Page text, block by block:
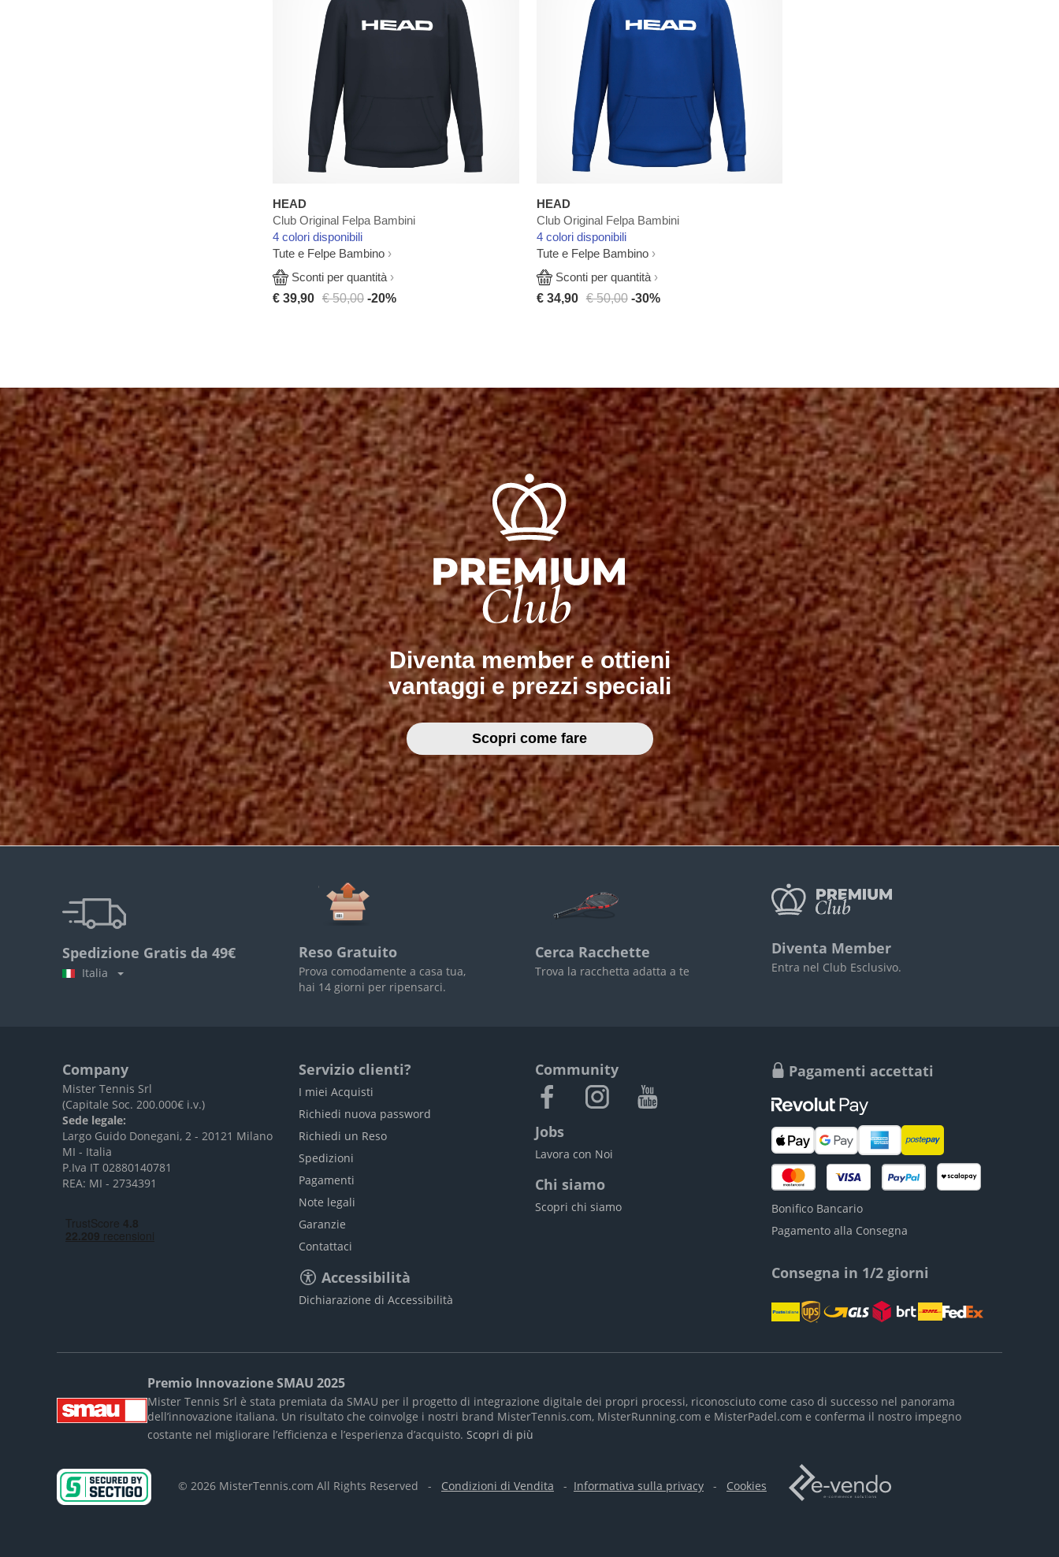
HEAD
Club Original Felpa Bambini
4 colori disponibili
Tute e Felpe Bambino
Sconti per quantità
€ 39,90 € 50,00 -20%
HEAD
Club Original Felpa Bambini
4 colori disponibili
Tute e Felpe Bambino
Sconti per quantità
€ 34,90 € 50,00 -30%
Diventa member e ottieni
vantaggi e prezzi speciali
Scopri come fare
Spedizione Gratis da 49€
Italia
Reso Gratuito
Prova comodamente a casa tua,
hai 14 giorni per ripensarci.
Cerca Racchette
Trova la racchetta adatta a te
Diventa Member
Entra nel Club Esclusivo.
Company
Mister Tennis Srl
(Capitale Soc. 200.000€ i.v.)
Sede legale:
Largo Guido Donegani, 2 - 20121 Milano
MI - Italia
P.Iva IT 02880140781
REA: MI - 2734391
Servizio clienti?
I miei Acquisti
Richiedi nuova password
Richiedi un Reso
Spedizioni
Pagamenti
Note legali
Garanzie
Contattaci
Accessibilità
Dichiarazione di Accessibilità
Community
Jobs
Lavora con Noi
Chi siamo
Scopri chi siamo
Pagamenti accettati
Bonifico Bancario
Pagamento alla Consegna
Consegna in 1/2 giorni
Premio Innovazione SMAU 2025
Mister Tennis Srl è stata premiata da SMAU per il progetto di integrazione digitale dei propri processi, riconosciuto come caso di successo nel panorama
dell’innovazione italiana. Un risultato che coinvolge i nostri brand MisterTennis.com, MisterRunning.com e MisterPadel.com e conferma il nostro impegno
costante nel migliorare l’efficienza e l’esperienza d’acquisto. Scopri di più
© 2026 MisterTennis.com All Rights Reserved - Condizioni di Vendita - Informativa sulla privacy - Cookies